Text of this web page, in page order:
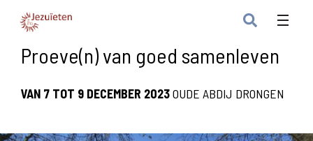
Proeve(n) van goed samenleven
VAN 7 TOT 9 DECEMBER 2023OUDE ABDIJ DRONGEN